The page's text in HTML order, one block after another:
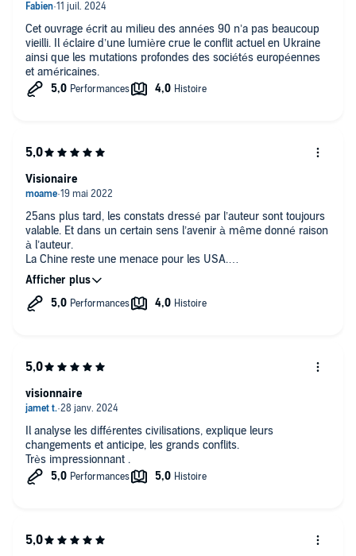
Cet ouvrage écrit au milieu des années 90 n’a pas beaucoup
vieilli. Il éclaire d’une lumière crue le conflit actuel en Ukraine
ainsi que les mutations profondes des sociétés européennes
et américaines.
25ans plus tard, les constats dressé par l’auteur sont toujours
valable. Et dans un certain sens l’avenir à même donné raison
à l’auteur.
La Chine reste une menace pour les USA.
Le monde Arabe a été LA plaie des années 2000.
Au final, seul l’ex yougoslavie prend une place trop importante
dans sa vision. Mais on sent bien l’influence de l’actualité des
raisonnement entre les monde catholiques et protestant.
Reste que ce travail est d’une grande qualité
Visionaire
Il analyse les différentes civilisations, explique leurs
changements et anticipe, les grands conflits.
Très impressionnant .
visionnaire